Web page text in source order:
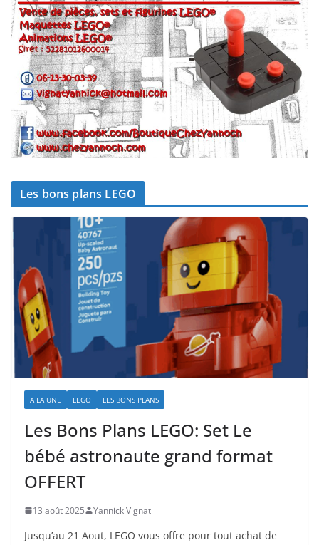
Les bons plans LEGO
A LA UNE LEGO LES BONS PLANS
Les Bons Plans LEGO: Set Le
bébé astronaute grand format
OFFERT
13 août 2025 Yannick Vignat
Jusqu’au 21 Aout, LEGO vous offre pour tout achat de